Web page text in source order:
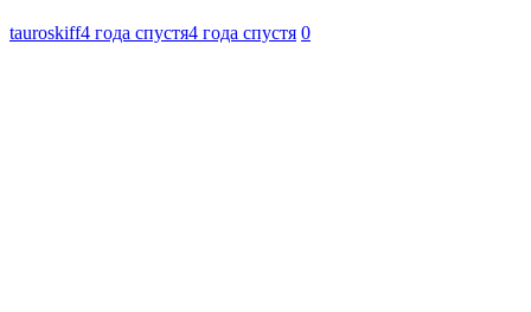
tauroskiff4 года спустя4 года спустя 0